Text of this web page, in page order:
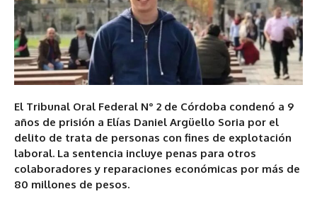
El Tribunal Oral Federal N° 2 de Córdoba condenó a 9
años de prisión a Elías Daniel Argüello Soria por el
delito de trata de personas con fines de explotación
laboral. La sentencia incluye penas para otros
colaboradores y reparaciones económicas por más de
80 millones de pesos.